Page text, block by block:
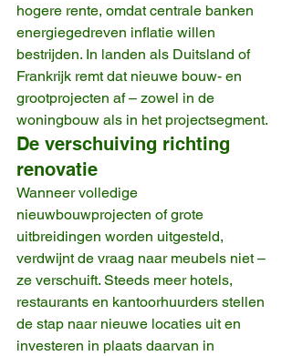
hogere rente, omdat centrale banken
energiegedreven inflatie willen
bestrijden. In landen als Duitsland of
Frankrijk remt dat nieuwe bouw- en
grootprojecten af – zowel in de
woningbouw als in het projectsegment.
De verschuiving richting
renovatie
Wanneer volledige
nieuwbouwprojecten of grote
uitbreidingen worden uitgesteld,
verdwijnt de vraag naar meubels niet –
ze verschuift. Steeds meer hotels,
restaurants en kantoorhuurders stellen
de stap naar nieuwe locaties uit en
investeren in plaats daarvan in